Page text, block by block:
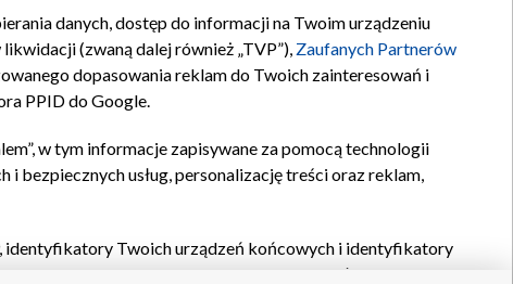
Kontakt
danych, dostęp do informacji na Twoim urządzeniu
(zwaną dalej również „TVP”), Zaufanych Partnerów
dopasowania reklam do Twoich zainteresowań i
PPID do Google.
w tym informacje zapisywane za pomocą technologii
bezpiecznych usług, personalizację treści oraz reklam,
identyfikatory Twoich urządzeń końcowych i identyfikatory
oraz pozostałych